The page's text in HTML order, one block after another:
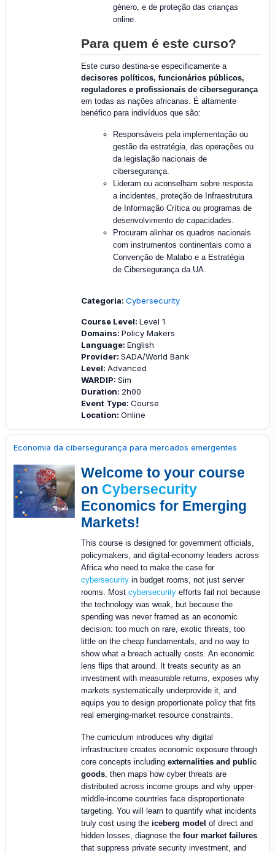
género, e de proteção das crianças
online.
Para quem é este curso?
Este curso destina-se especificamente a
decisores políticos, funcionários públicos,
reguladores e profissionais de cibersegurança
em todas as nações africanas. É altamente
benéfico para indivíduos que são:
Responsáveis pela implementação ou
gestão da estratégia, das operações ou
da legislação nacionais de
cibersegurança.
Lideram ou aconselham sobre resposta
a incidentes, proteção de Infraestrutura
de Informação Crítica ou programas de
desenvolvimento de capacidades.
Procuram alinhar os quadros nacionais
com instrumentos continentais como a
Convenção de Malabo e a Estratégia
de Cibersegurança da UA.
Categoria: Cybersecurity
Course Level: Level 1
Domains: Policy Makers
Language: English
Provider: SADA/World Bank
Level: Advanced
WARDIP: Sim
Duration: 2h00
Event Type: Course
Location: Online
Economia da cibersegurança para mercados emergentes
Welcome to your course
on Cybersecurity
Economics for Emerging
Markets!
This course is designed for government officials,
policymakers, and digital-economy leaders across
Africa who need to make the case for
cybersecurity in budget rooms, not just server
rooms. Most cybersecurity efforts fail not because
the technology was weak, but because the
spending was never framed as an economic
decision: too much on rare, exotic threats, too
little on the cheap fundamentals, and no way to
show what a breach actually costs. An economic
lens flips that around. It treats security as an
investment with measurable returns, exposes why
markets systematically underprovide it, and
equips you to design proportionate policy that fits
real emerging-market resource constraints.
The curriculum introduces why digital
infrastructure creates economic exposure through
core concepts including externalities and public
goods , then maps how cyber threats are
distributed across income groups and why upper-
middle-income countries face disproportionate
targeting. You will learn to quantify what incidents
truly cost using the iceberg model of direct and
hidden losses, diagnose the four market failures
that suppress private security investment, and